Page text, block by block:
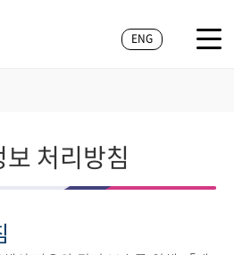
ENG
처리방침